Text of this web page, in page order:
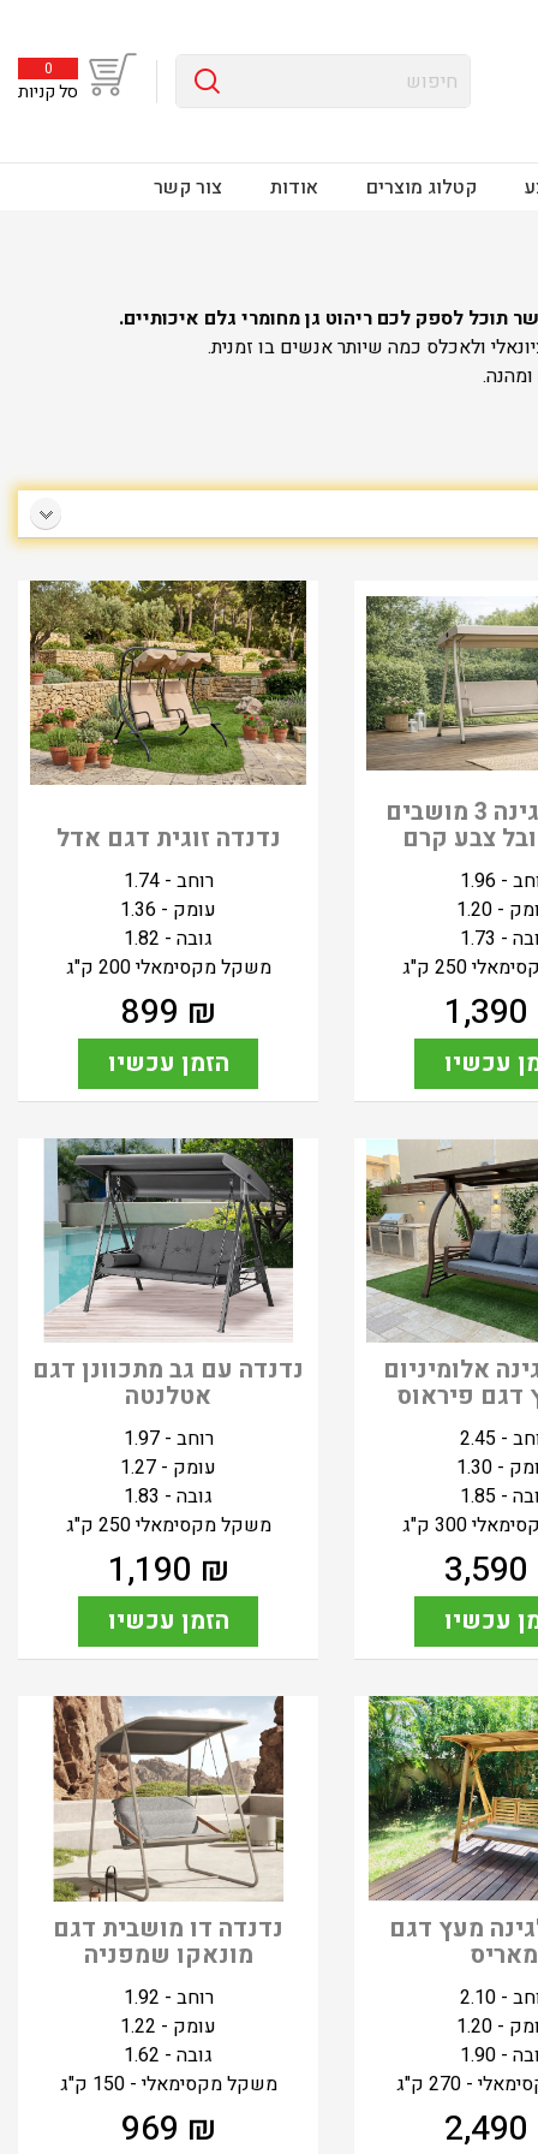
0
סל קניות
קטלוג מוצרים אודות
צור קשר
תוכל לספק לכם ריהוט גן מחומרי גלם איכותיים.
ולאכלס כמה שיותר אנשים בו זמנית.
נדנדה לגינה 3 מושבים
צבע קרם
- 1.96
- 1.20
- 1.73
250 ק"ג
1,390
עכשיו
נדנדה זוגית דגם אדל
רוחב - 1.74
עומק - 1.36
גובה - 1.82
משקל מקסימאלי 200 ק"ג
₪
899
הזמן עכשיו
אלומיניום
דגם פיראוס
- 2.45
- 1.30
- 1.85
300 ק"ג
3,590
עכשיו
נדנדה עם גב מתכוונן דגם
אטלנטה
רוחב - 1.97
עומק - 1.27
גובה - 1.83
משקל מקסימאלי 250 ק"ג
₪
1,190
הזמן עכשיו
מעץ דגם
מאריס
- 2.10
- 1.20
- 1.90
- 270 ק"ג
2,490
נדנדה דו מושבית דגם
מונאקו שמפניה
רוחב - 1.92
עומק - 1.22
גובה - 1.62
משקל מקסימאלי - 150 ק"ג
₪
969